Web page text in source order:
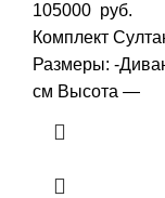
105000 руб.
Комплект
Размеры: -
см Высота —